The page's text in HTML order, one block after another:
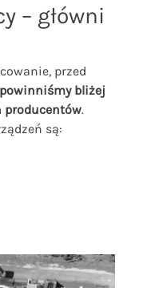
– główni
przed
powinniśmy bliżej
producentów.
są: